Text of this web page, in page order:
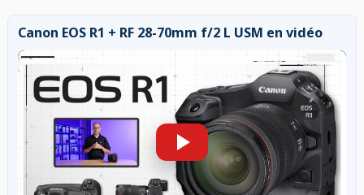
Canon EOS R1 + RF 28-70mm f/2 L USM en vidéo